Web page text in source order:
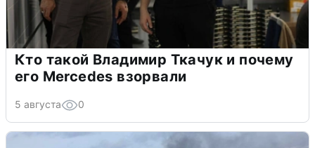
Кто такой Владимир Ткачук и почему
его Mercedes взорвали
5 августа 0